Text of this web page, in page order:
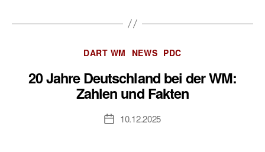
Kategorien
DART WM NEWS PDC
20 Jahre Deutschland bei der WM:
Zahlen und Fakten
Veröffentlichungsdatum
10.12.2025